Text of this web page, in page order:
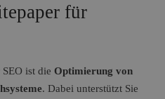
für
ist die Optimierung von
. Dabei unterstützt Sie